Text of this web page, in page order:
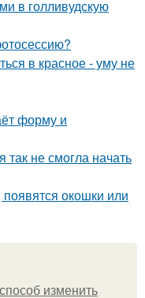
в голливудскую
в красное - уму не
форму и
не смогла начать
окошки или
изменить